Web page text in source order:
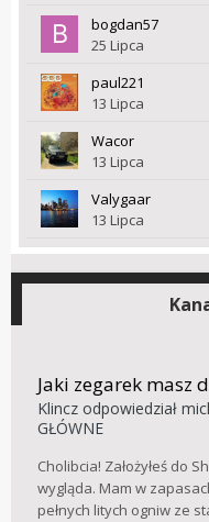
bogdan57
25 Lipca
paul221
13 Lipca
Wacor
13 Lipca
Valygaar
13 Lipca
Jaki zegarek masz
Klincz odpowiedział
GŁÓWNE
Cholibcia! Założyłeś do
wygląda. Mam w
pełnych litych ogniw ze